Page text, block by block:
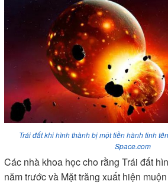
Trái đất khi hình thành bị một tiền hành tinh
Space.com
Các nhà khoa học cho rằng Trái đất
năm trước và Mặt trăng xuất hiện